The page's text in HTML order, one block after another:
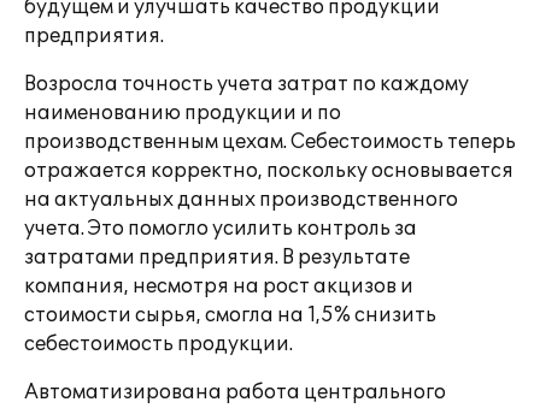
будущем и улучшать качество продукции
предприятия.
Возросла точность учета затрат по каждому
наименованию продукции и по
производственным цехам. Себестоимость теперь
отражается корректно, поскольку основывается
на актуальных данных производственного
учета. Это помогло усилить контроль за
затратами предприятия. В результате
компания, несмотря на рост акцизов и
стоимости сырья, смогла на 1,5% снизить
себестоимость продукции.
Автоматизирована работа центрального